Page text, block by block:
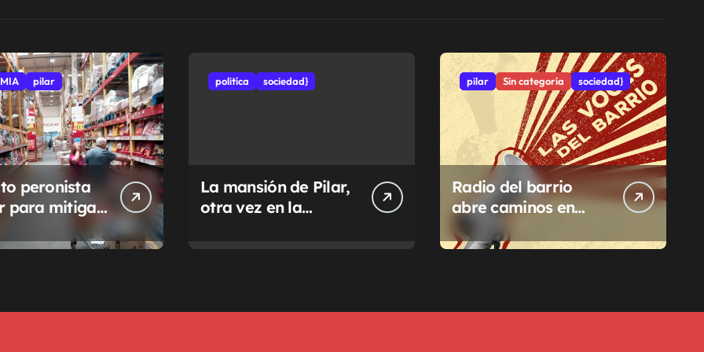
pilar
peronista
para mitigar
politíca sociedad}
La mansión de Pilar,
otra vez en la
pilar Sin categoría sociedad}
Radio del barrio
abre caminos en